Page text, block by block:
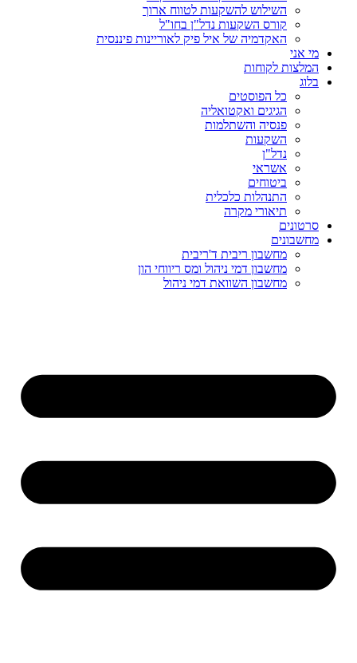
השילוש להשקעות לטווח ארוך
קורס השקעות נדל"ן בחו"ל
האקדמיה של איל פיק לאוריינות פיננסית
מי אני
המלצות לקוחות
בלוג
כל הפוסטים
הגיגים ואקטואליה
פנסיה והשתלמות
השקעות
נדל"ן
אשראי
ביטוחים
התנהלות כלכלית
תיאורי מקרה
סרטונים
מחשבונים
מחשבון ריבית ד'ריבית
מחשבון דמי ניהול ומס ריווחי הון
מחשבון השוואת דמי ניהול